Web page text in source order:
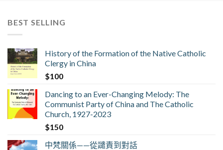
BEST SELLING
History of the Formation of the Native Catholic
Clergy in China
$100
Dancing to an Ever-Changing Melody: The
Communist Party of China and The Catholic
Church, 1927-2023
$150
中梵關係——從譴責到對話